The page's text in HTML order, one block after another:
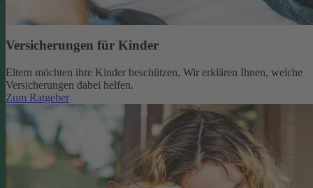
Versicherungen für Kinder
Eltern möchten ihre Kinder beschützen, Wir erklären Ihnen, welche
Versicherungen dabei helfen.
Zum Ratgeber